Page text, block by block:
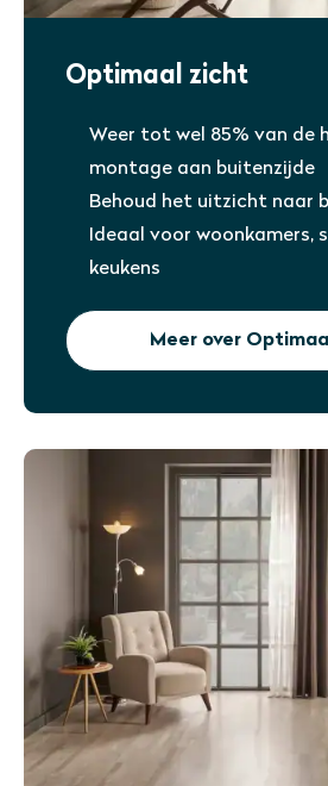
Optimaal zicht
Weer tot wel 85% van de
montage aan buitenzijde
Behoud het uitzicht naar
Ideaal voor woonkamers,
keukens
Meer over